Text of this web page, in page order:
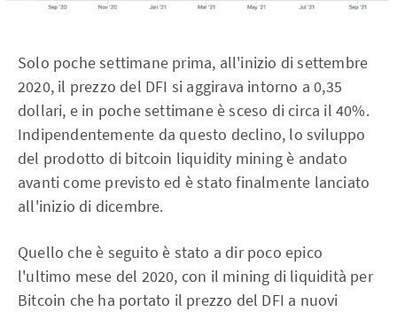
Solo poche settimane prima, all'inizio di settembre
2020, il prezzo del DFI si aggirava intorno a 0,35
dollari, e in poche settimane è sceso di circa il 40%.
Indipendentemente da questo declino, lo sviluppo
del prodotto di bitcoin liquidity mining è andato
avanti come previsto ed è stato finalmente lanciato
all'inizio di dicembre.
Quello che è seguito è stato a dir poco epico
l'ultimo mese del 2020, con il mining di liquidità per
Bitcoin che ha portato il prezzo del DFI a nuovi